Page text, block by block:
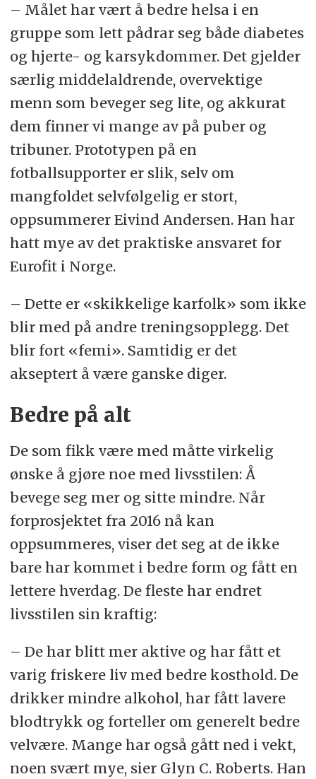
– Målet har vært å bedre helsa i en
gruppe som lett pådrar seg både diabetes
og hjerte- og karsykdommer. Det gjelder
særlig middelaldrende, overvektige
menn som beveger seg lite, og akkurat
dem finner vi mange av på puber og
tribuner. Prototypen på en
fotballsupporter er slik, selv om
mangfoldet selvfølgelig er stort,
oppsummerer Eivind Andersen. Han har
hatt mye av det praktiske ansvaret for
Eurofit i Norge.
– Dette er «skikkelige karfolk» som ikke
blir med på andre treningsopplegg. Det
blir fort «femi». Samtidig er det
akseptert å være ganske diger.
Bedre på alt
De som fikk være med måtte virkelig
ønske å gjøre noe med livsstilen: Å
bevege seg mer og sitte mindre. Når
forprosjektet fra 2016 nå kan
oppsummeres, viser det seg at de ikke
bare har kommet i bedre form og fått en
lettere hverdag. De fleste har endret
livsstilen sin kraftig:
– De har blitt mer aktive og har fått et
varig friskere liv med bedre kosthold. De
drikker mindre alkohol, har fått lavere
blodtrykk og forteller om generelt bedre
velvære. Mange har også gått ned i vekt,
noen svært mye, sier Glyn C. Roberts. Han